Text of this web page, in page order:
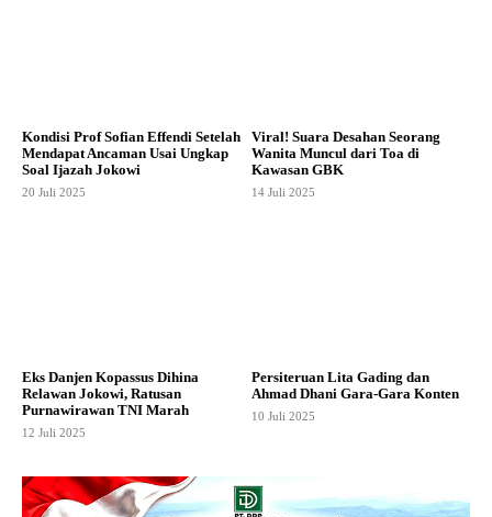
Kondisi Prof Sofian Effendi Setelah
Mendapat Ancaman Usai Ungkap
Soal Ijazah Jokowi
20 Juli 2025
Viral! Suara Desahan Seorang
Wanita Muncul dari Toa di
Kawasan GBK
14 Juli 2025
Eks Danjen Kopassus Dihina
Relawan Jokowi, Ratusan
Purnawirawan TNI Marah
12 Juli 2025
Persiteruan Lita Gading dan
Ahmad Dhani Gara-Gara Konten
10 Juli 2025